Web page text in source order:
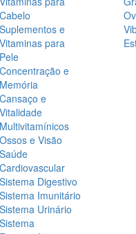
Cabelo
Suplementos e
Vitaminas para
Pele
Concentração e
Memória
Cansaço e
Vitalidade
Multivitamínicos
Ossos e Visão
Saúde
Cardiovascular
Sistema Digestivo
Sistema Imunitário
Sistema Urinário
Sistema